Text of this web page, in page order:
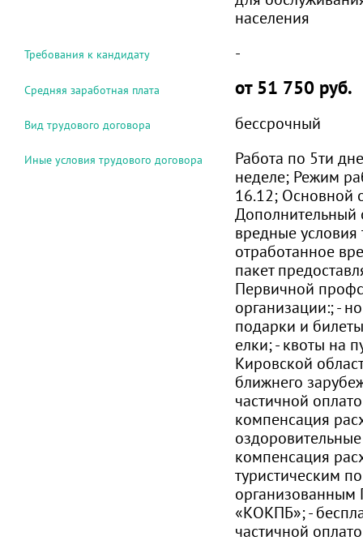
населения
Требования к кандидату -
Средняя заработная плата от 51 750 руб.
Вид трудового договора бессрочный
Иные условия трудового договора
Работа по 5ти
неделе; Режим
16.12; Основной
Дополнительный
вредные условия
отработанное
пакет
Первичной
организации:; -
подарки и
елки; - квоты на
Кировской
ближнего
частичной
компенсация
компенсация
туристическим
«КОКПБ»; -
частичной